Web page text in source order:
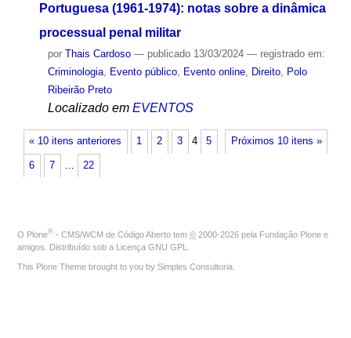
Portuguesa (1961-1974): notas sobre a dinâmica
processual penal militar
por Thais Cardoso — publicado13/03/2024 — registrado em:
Criminologia, Evento público, Evento online, Direito, Polo
Ribeirão Preto
Localizado em EVENTOS
« 10 itens anteriores Próximos 10 itens »
1 2 3 4 5
6 7 … 22
O Plone® - CMS/WCM de Código Aberto tem © 2000-2026 pela Fundação Plone e
amigos. Distribuído sob a Licença GNU GPL
This Plone Theme brought to you by Simples Consultoria